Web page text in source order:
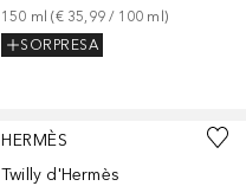
150 ml (€ 35,99 / 100 ml)
SORPRESA
HERMÈS
Twilly d'Hermès